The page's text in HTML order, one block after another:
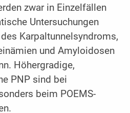
zwar in Einzelfällen
Untersuchungen
Karpaltunnelsyndroms,
und Amyloidosen
Höhergradige,
PNP sind bei
beim POEMS-